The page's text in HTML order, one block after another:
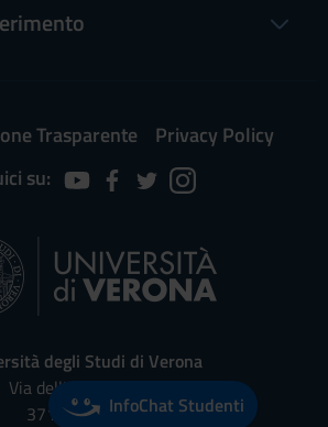
Trasparente
Privacy Policy
su:
degli Studi di Verona
Via dell'Artigliere, 8
37129, VeronaInfoChat Studenti